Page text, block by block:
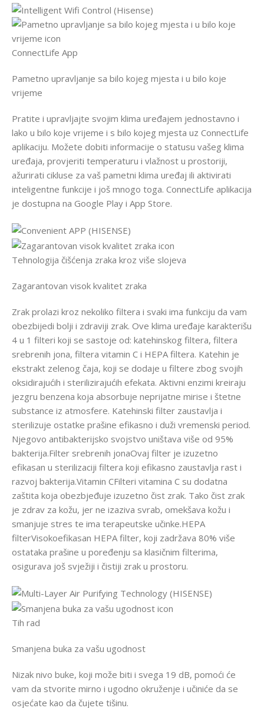
ConnectLife App
Pametno upravljanje sa bilo kojeg mjesta i u bilo koje
vrijeme
Pratite i upravljajte svojim klima uređajem jednostavno i
lako u bilo koje vrijeme i s bilo kojeg mjesta uz ConnectLife
aplikaciju. Možete dobiti informacije o statusu vašeg klima
uređaja, provjeriti temperaturu i vlažnost u prostoriji,
ažurirati cikluse za vaš pametni klima uređaj ili aktivirati
inteligentne funkcije i još mnogo toga. ConnectLife aplikacija
je dostupna na Google Play i App Store.
Tehnologija čišćenja zraka kroz više slojeva
Zagarantovan visok kvalitet zraka
Zrak prolazi kroz nekoliko filtera i svaki ima funkciju da vam
obezbijedi bolji i zdraviji zrak. Ove klima uređaje karakterišu
4 u 1 filteri koji se sastoje od: katehinskog filtera, filtera
srebrenih jona, filtera vitamin C i HEPA filtera. Katehin je
ekstrakt zelenog čaja, koji se dodaje u filtere zbog svojih
oksidirajućih i sterilizirajućih efekata. Aktivni enzimi kreiraju
jezgru benzena koja absorbuje neprijatne mirise i štetne
substance iz atmosfere. Katehinski filter zaustavlja i
sterilizuje ostatke prašine efikasno i duži vremenski period.
Njegovo antibakterijsko svojstvo uništava više od 95%
bakterija.Filter srebrenih jonaOvaj filter je izuzetno
efikasan u sterilizaciji filtera koji efikasno zaustavlja rast i
razvoj bakterija.Vitamin CFilteri vitamina C su dodatna
zaštita koja obezbjeđuje izuzetno čist zrak. Tako čist zrak
je zdrav za kožu, jer ne izaziva svrab, omekšava kožu i
smanjuje stres te ima terapeutske učinke.HEPA
filterVisokoefikasan HEPA filter, koji zadržava 80% više
ostataka prašine u poređenju sa klasičnim filterima,
osigurava još svježiji i čistiji zrak u prostoru.
Tih rad
Smanjena buka za vašu ugodnost
Nizak nivo buke, koji može biti i svega 19 dB, pomoći će
vam da stvorite mirno i ugodno okruženje i učiniće da se
osjećate kao da čujete tišinu.